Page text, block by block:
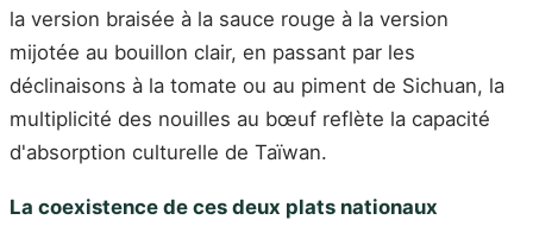
la version braisée à la sauce rouge à la version
mijotée au bouillon clair, en passant par les
déclinaisons à la tomate ou au piment de Sichuan, la
multiplicité des nouilles au bœuf reflète la capacité
d'absorption culturelle de Taïwan.
La coexistence de ces deux plats nationaux